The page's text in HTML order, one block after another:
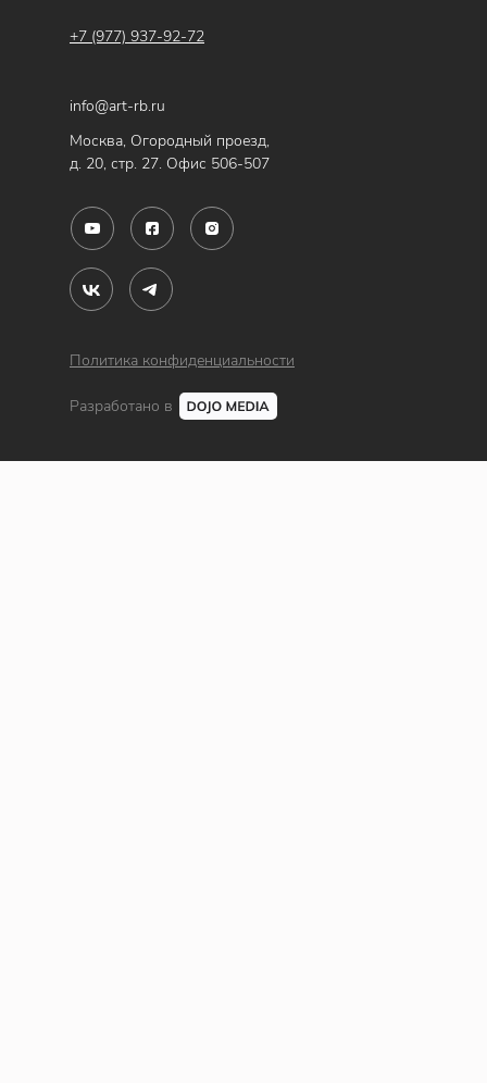
info@art-rb.ru
Политика конфиденциальности
+7 (977) 937-92-72
Разработано в
Москва, Огородный проезд,
д. 20, стр. 27. Офис 506-507